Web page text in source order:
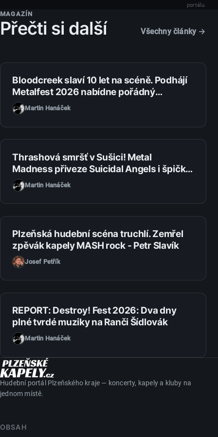
portálu.
MAGAZÍN
Přečti si další Všechny články →
Bloodcreek slaví 10 let na scéně. Podhájí
Metalfest 2026 nabídne pořádný
metalový večírek
Martin Hanáček
Thrashová smršť v Sušici! Metal
Madness přiveze Suicidal Angels i špičku
domácí scény
Martin Hanáček
Plzeňská hudební scéna truchlí. Zemřel
zpěvák kapely MASH rock - Petr Slavík
Josef Petřík
REPORT: Destroy! Fest 2026: Dva dny
plné tvrdé muziky na Ranči Šídlovák
Martin Hanáček
Hudební portál Plzeňského kraje — koncerty, kapely a kluby na
jednom místě.
OBSAH